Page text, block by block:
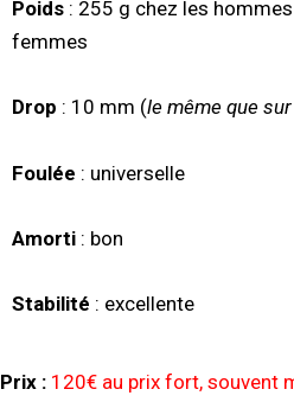
Poids: 255 g chez les
femmes
Drop : 10 mm (le même que
Foulée : universelle
Amorti : bon
Stabilité : excellente
Prix : 120€ au prix fort, souvent